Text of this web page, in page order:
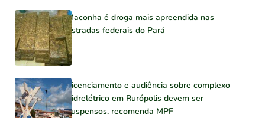
Maconha é droga mais apreendida nas
estradas federais do Pará
Licenciamento e audiência sobre complexo
hidrelétrico em Rurópolis devem ser
suspensos, recomenda MPF